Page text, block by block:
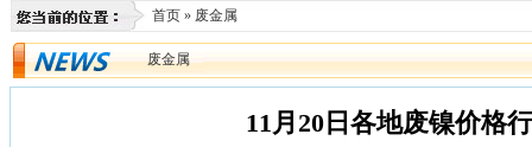
首页 » 废金属
废金属
11月20日各地废镍价格